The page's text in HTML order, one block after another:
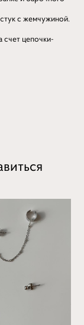
с жемчужиной.
счет цепочки-